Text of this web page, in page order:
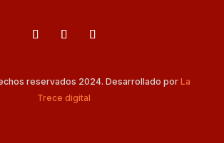
reservados 2024. Desarrollado por La
Trece digital